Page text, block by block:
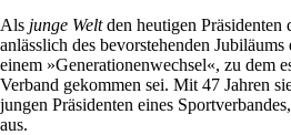
Als junge Weltden heutigen Präsidenten
anlässlich des bevorstehenden
einem »Generationenwechsel«, zu dem
Verband gekommen sei. Mit 47 Jahren
jungen Präsidenten eines
aus.